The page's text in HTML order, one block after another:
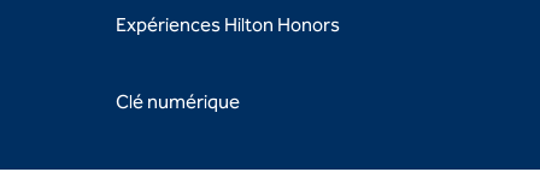
Expériences Hilton Honors
Clé numérique